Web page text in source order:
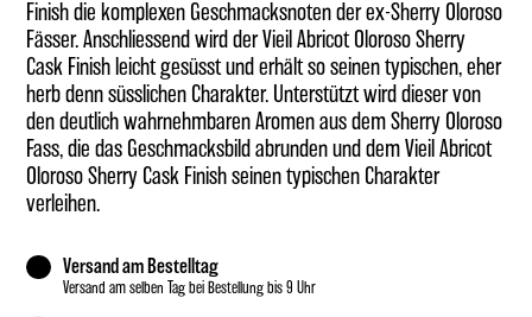
Finish die komplexen Geschmacksnoten der ex-Sherry Oloroso
Fässer. Anschliessend wird der Vieil Abricot Oloroso Sherry
Cask Finish leicht gesüsst und erhält so seinen typischen, eher
herb denn süsslichen Charakter. Unterstützt wird dieser von
den deutlich wahrnehmbaren Aromen aus dem Sherry Oloroso
Fass, die das Geschmacksbild abrunden und dem Vieil Abricot
Oloroso Sherry Cask Finish seinen typischen Charakter
verleihen.
Versand am Bestelltag
Versand am selben Tag bei Bestellung bis 9 Uhr